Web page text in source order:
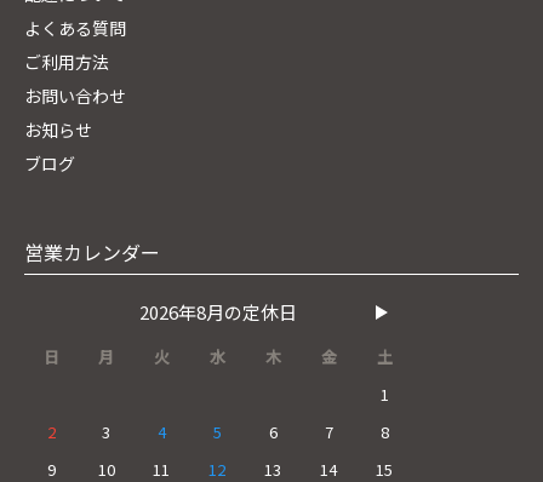
よくある質問
ご利用方法
お問い合わせ
お知らせ
ブログ
営業カレンダー
2026年8月の定休日
日 月 火 水 木 金
土
1
2
3 4 5 6 7
8
9
10 11 12 13 14
15